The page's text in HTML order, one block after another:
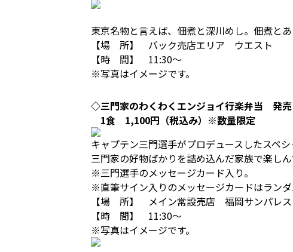
東京名物と言えば、佃煮と深川めし。佃煮と
【場 所】 バック売店エリア ウエスト
【時 間】 11:30～
※写真はイメージです。
◇三門家のわくわくエンジョイ行楽弁当 発売
1食 1,100円（税込み）※数量限定
キャプテン三門選手がプロデュースしたスペ
三門家の好物ばかりを詰め込んだ家族で楽し
※三門選手のメッセージカード入り。
※直筆サイン入りのメッセージカードはランダ
【場 所】 メイン常設売店 福岡サンパレス
【時 間】 11:30～
※写真はイメージです。